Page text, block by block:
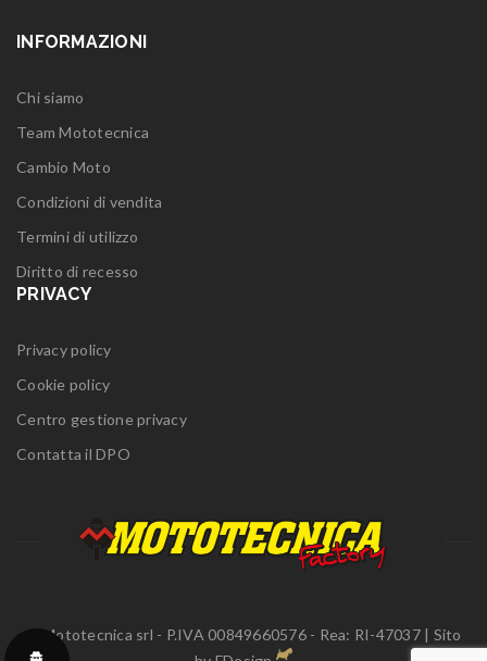
INFORMAZIONI
Chi siamo
Team Mototecnica
Cambio Moto
Condizioni di vendita
Termini di utilizzo
Diritto di recesso
PRIVACY
Privacy policy
Cookie policy
Centro gestione privacy
Contatta il DPO
© Mototecnica srl - P.IVA 00849660576 - Rea: RI-47037 | Sito